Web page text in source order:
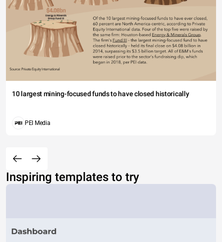
10 largest mining-focused funds to have closed historically
PEI Media
Inspiring templates to try